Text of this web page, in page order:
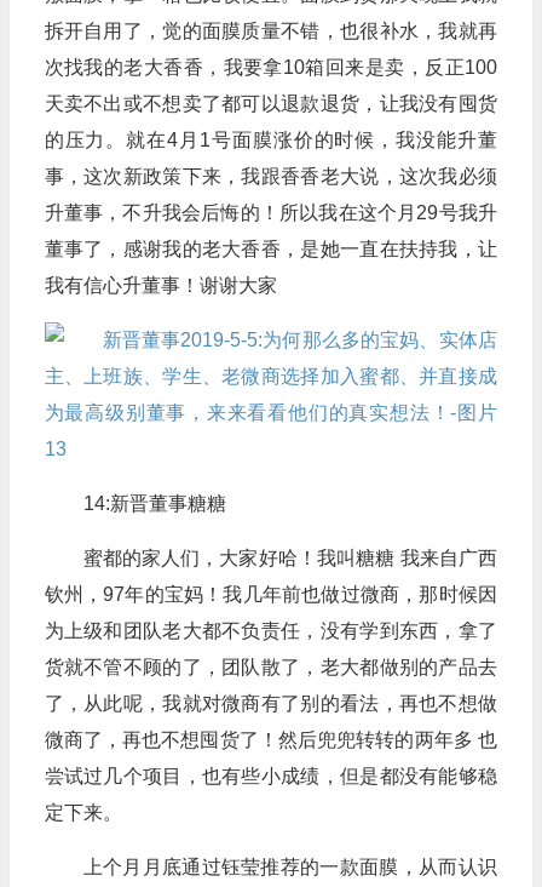
拆开自用了，觉的面膜质量不错，也很补水，我就再
次找我的老大香香，我要拿10箱回来是卖，反正100
天卖不出或不想卖了都可以退款退货，让我没有囤货
的压力。就在4月1号面膜涨价的时候，我没能升董
事，这次新政策下来，我跟香香老大说，这次我必须
升董事，不升我会后悔的！所以我在这个月29号我升
董事了，感谢我的老大香香，是她一直在扶持我，让
我有信心升董事！谢谢大家
14:新晋董事糖糖
蜜都的家人们，大家好哈！我叫糖糖 我来自广西
钦州，97年的宝妈！我几年前也做过微商，那时候因
为上级和团队老大都不负责任，没有学到东西，拿了
货就不管不顾的了，团队散了，老大都做别的产品去
了，从此呢，我就对微商有了别的看法，再也不想做
微商了，再也不想囤货了！然后兜兜转转的两年多 也
尝试过几个项目，也有些小成绩，但是都没有能够稳
定下来。
上个月月底通过钰莹推荐的一款面膜，从而认识